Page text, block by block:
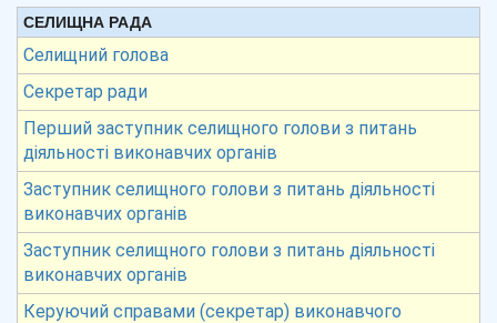
СЕЛИЩНА РАДА
Селищний голова
Секретар ради
Перший заступник селищного голови з питань
діяльності виконавчих органів
Заступник селищного голови з питань діяльності
виконавчих органів
Заступник селищного голови з питань діяльності
виконавчих органів
Керуючий справами (секретар) виконавчого